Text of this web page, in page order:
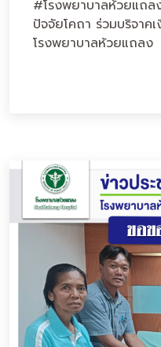
#โรงพยาบาลห้วยแถ
ปัจจัยโคถา ร่วมบริจาค
โรงพยาบาลห้วยแถลง